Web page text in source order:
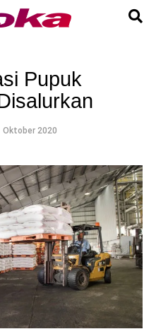
Pupuk
Oktober 2020